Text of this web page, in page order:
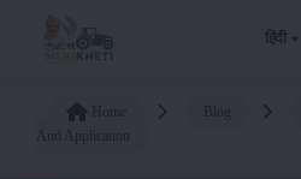
हिंदी